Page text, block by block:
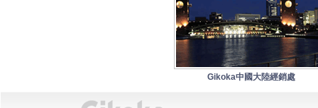
Gikoka中國大陸經銷處